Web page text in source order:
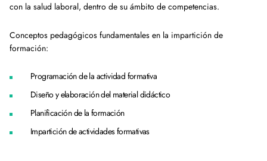
con la salud laboral, dentro de su ámbito de competencias.
Conceptos pedagógicos fundamentales en la impartición de
formación:
Programación de la actividad formativa
Diseño y elaboración del material didáctico
Planificación de la formación
Impartición de actividades formativas